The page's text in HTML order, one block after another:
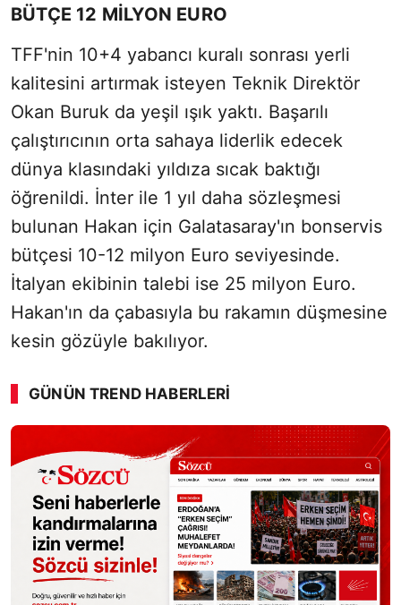
BÜTÇE 12 MİLYON EURO
TFF'nin 10+4 yabancı kuralı sonrası yerli
kalitesini artırmak isteyen Teknik Direktör
Okan Buruk da yeşil ışık yaktı. Başarılı
çalıştırıcının orta sahaya liderlik edecek
dünya klasındaki yıldıza sıcak baktığı
öğrenildi. İnter ile 1 yıl daha sözleşmesi
bulunan Hakan için Galatasaray'ın bonservis
bütçesi 10-12 milyon Euro seviyesinde.
İtalyan ekibinin talebi ise 25 milyon Euro.
Hakan'ın da çabasıyla bu rakamın düşmesine
kesin gözüyle bakılıyor.
GÜNÜN TREND HABERLERI